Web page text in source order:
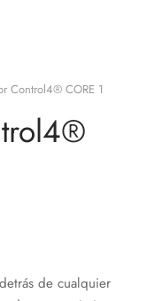
Control4® CORE 1
de cualquier